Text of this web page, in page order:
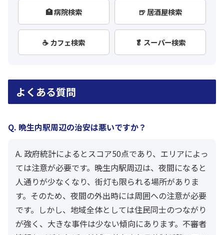
🏥 病院検索 🍺 居酒屋検索
☕ カフェ検索 🥬 スーパー検索
よくある質問
Q. 晩生内駅周辺の治安は悪いですか？
A. 政府統計によるとスコア50点であり、エリアによっ
ては注意が必要です。晩生内駅周辺は、夜間になると
人通りが少なくなり、街灯も限られる場所がありま
す。そのため、夜間の外出時には周囲への注意が必要
です。しかし、地域全体としては住民同士のつながり
が強く、大きな事件は少ない傾向にあります。不審者